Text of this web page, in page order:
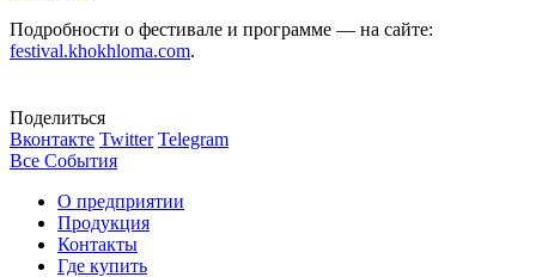
Подробности о фестивале и программе — на сайте:
festival.khokhloma.com.
Поделиться
Вконтакте Twitter Telegram
Все События
О предприятии
Продукция
Контакты
Где купить